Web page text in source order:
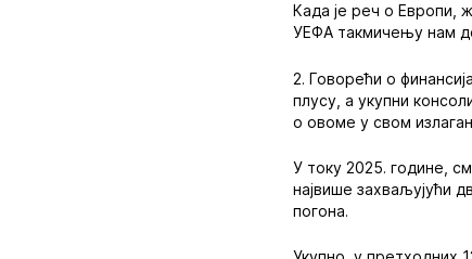
Када је реч о Европи,
УЕФА такмичењу нам
2. Говорећи о
плусу, а укупни
о овоме у свом
У току 2025. године,
највише захваљујући
погона.